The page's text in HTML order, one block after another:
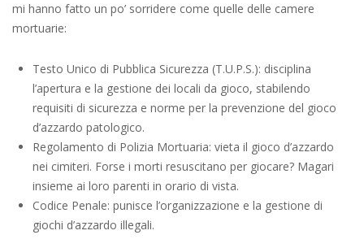
mi hanno fatto un po’ sorridere come quelle delle camere
mortuarie:
Testo Unico di Pubblica Sicurezza (T.U.P.S.): disciplina
l’apertura e la gestione dei locali da gioco, stabilendo
requisiti di sicurezza e norme per la prevenzione del gioco
d’azzardo patologico.
Regolamento di Polizia Mortuaria: vieta il gioco d’azzardo
nei cimiteri. Forse i morti resuscitano per giocare? Magari
insieme ai loro parenti in orario di vista.
Codice Penale: punisce l’organizzazione e la gestione di
giochi d’azzardo illegali.